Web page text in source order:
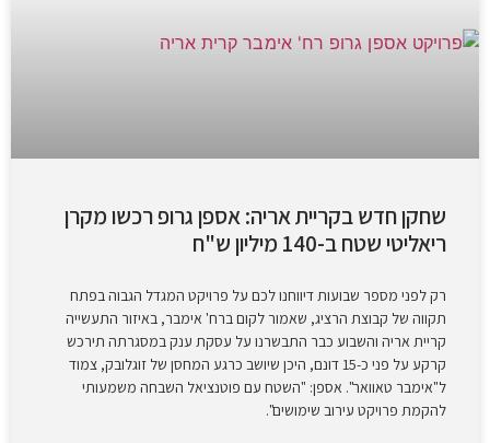
שחקן חדש בקריית אריה: אספן גרופ רכשו מקרן
ריאליטי שטח ב-140 מיליון ש"ח
רק לפני מספר שבועות דיווחנו לכם על פרויקט המגדל הגבוה בפתח
תקווה של קבוצת הרציג, שאמור לקום ברח' אימבר, באיזור התעשייה
קריית אריה והשבוע כבר התבשרנו על עסקת ענק במסגרתה תירכש
קרקע על פני כ-15 דונם, היכן שיושב כרגע המחסן של זוגלובק, צמוד
ל"אימבר טאוואר". אספן: "השטח עם פוטנציאל השבחה משמעותי
להקמת פרויקט עירוב שימושים".